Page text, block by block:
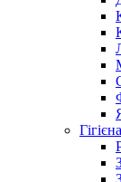
Гігієна